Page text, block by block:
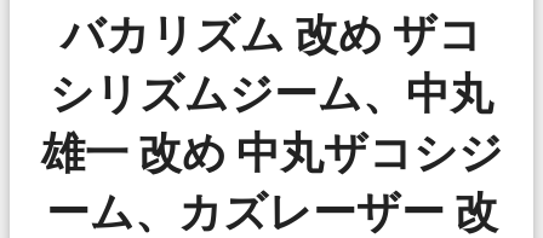
バカリズム 改め ザコ
シリズムジーム、中丸
雄一 改め 中丸ザコシジ
ーム、カズレーザー 改